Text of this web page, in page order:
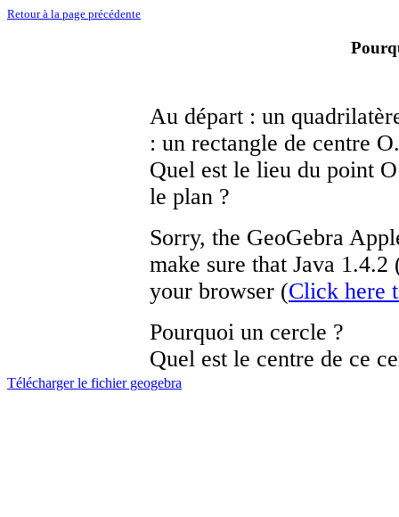
Retour à la page précédente
Au départ : un
: un rectangle de centre O.
Quel est le lieu du point
le plan ?
Sorry, the GeoGebra
make sure that Java
your browser (Click here
Pourquoi un cercle ?
Quel est le centre de ce
Télécharger le fichier geogebra